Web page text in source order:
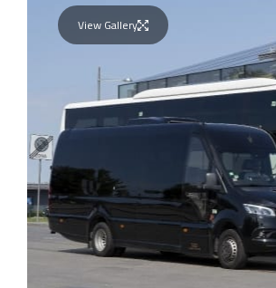
View Gallery